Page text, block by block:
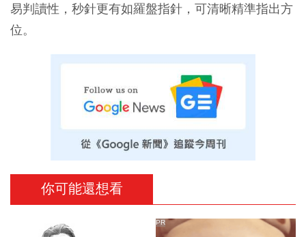
易判讀性，秒針更有如羅盤指針，可清晰精準指出方
位。
你可能還想看
PR